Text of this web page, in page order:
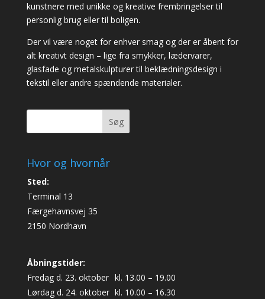
kunstnere med unikke og kreative frembringelser til
personlig brug eller til boligen.
Der vil være noget for enhver smag og der er åbent for
alt kreativt design – lige fra smykker, lædervarer,
glasfade og metalskulpturer til beklædningsdesign i
tekstil eller andre spændende materialer.
Søg
Hvor og hvornår
Sted:
Terminal 13
Færgehavnsvej 35
2150 Nordhavn
Åbningstider:
Fredag d. 23. oktober kl. 13.00 – 19.00
Lørdag d. 24. oktober kl. 10.00 – 16.30